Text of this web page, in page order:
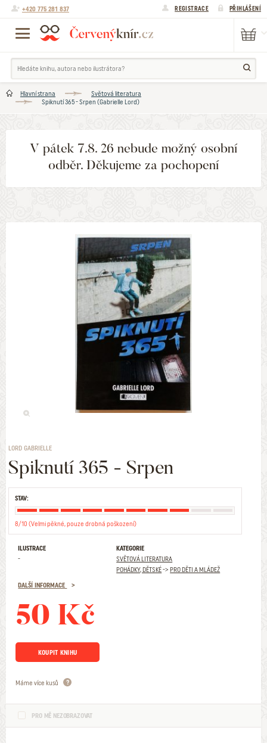
+420 775 281 837 REGISTRACE PŘIHLÁŠENÍ
Hlavní strana
Světová literatura
Spiknutí 365 - Srpen (Gabrielle Lord)
V pátek 7.8. 26 nebude možný osobní
odběr. Děkujeme za pochopení
LORD GABRIELLE
Spiknutí 365 - Srpen
STAV:
8/10 (Velmi pěkné, pouze drobná poškození)
ILUSTRACE
-
KATEGORIE
SVĚTOVÁ LITERATURA
POHÁDKY, DĚTSKÉ->PRO DĚTI A MLÁDEŽ
DALŠÍ INFORMACE
50 Kč
KOUPIT KNIHU
Máme více kusů
PRO MĚ NEZOBRAZOVAT